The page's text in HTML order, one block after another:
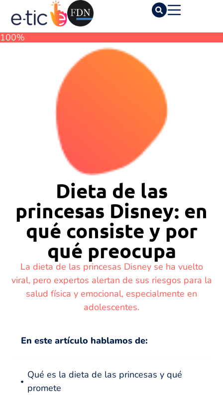
100%
Dieta de las
princesas Disney: en
qué consiste y por
qué preocupa
La dieta de las princesas Disney se ha vuelto
viral, pero expertos alertan de sus riesgos para la
salud física y emocional, especialmente en
adolescentes.
En este artículo hablamos de:
Qué es la dieta de las princesas y qué
promete